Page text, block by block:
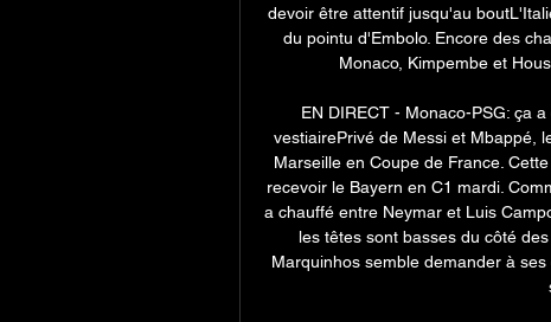
devoir être attentif jusqu'au
du pointu d'Embolo. Encore des
Monaco, Kimpembe et
EN DIRECT - Monaco-PSG: ça
vestiairePrivé de Messi et Mbappé,
Marseille en Coupe de France.
recevoir le Bayern en C1 mardi.
a chauffé entre Neymar et Luis
les têtes sont basses du côté
Marquinhos semble demander à